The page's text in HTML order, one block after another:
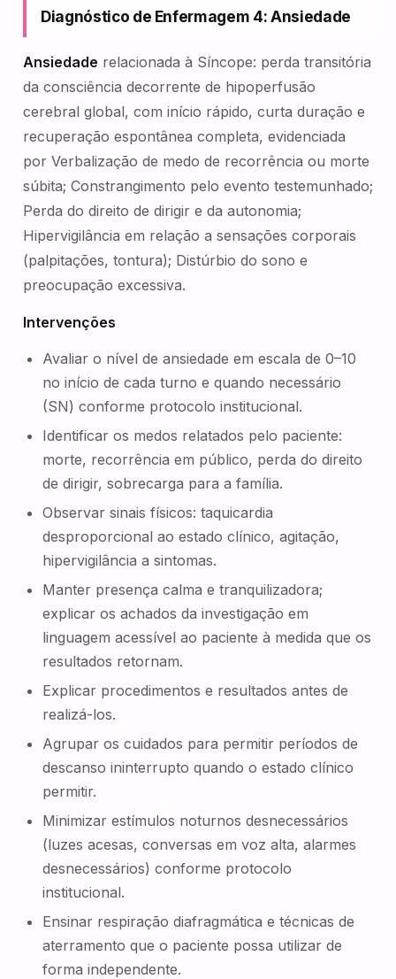
Diagnóstico de Enfermagem 4: Ansiedade
Ansiedade relacionada à Síncope: perda transitória
da consciência decorrente de hipoperfusão
cerebral global, com início rápido, curta duração e
recuperação espontânea completa, evidenciada
por Verbalização de medo de recorrência ou morte
súbita; Constrangimento pelo evento testemunhado;
Perda do direito de dirigir e da autonomia;
Hipervigilância em relação a sensações corporais
(palpitações, tontura); Distúrbio do sono e
preocupação excessiva.
Intervenções
Avaliar o nível de ansiedade em escala de 0–10
no início de cada turno e quando necessário
(SN) conforme protocolo institucional.
Identificar os medos relatados pelo paciente:
morte, recorrência em público, perda do direito
de dirigir, sobrecarga para a família.
Observar sinais físicos: taquicardia
desproporcional ao estado clínico, agitação,
hipervigilância a sintomas.
Manter presença calma e tranquilizadora;
explicar os achados da investigação em
linguagem acessível ao paciente à medida que os
resultados retornam.
Explicar procedimentos e resultados antes de
realizá-los.
Agrupar os cuidados para permitir períodos de
descanso ininterrupto quando o estado clínico
permitir.
Minimizar estímulos noturnos desnecessários
(luzes acesas, conversas em voz alta, alarmes
desnecessários) conforme protocolo
institucional.
Ensinar respiração diafragmática e técnicas de
aterramento que o paciente possa utilizar de
forma independente.